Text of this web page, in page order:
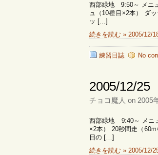
西部緑地 9:50～ メニ
ュ（10種目×2本） ダ
ッ […]
続きを読む » 2005/12/
練習日誌 No
2005/12/
チョコ魔人 on 2005
西部緑地 9:40～ メニ
×2本） 20秒間走（
日の […]
続きを読む » 2005/12/